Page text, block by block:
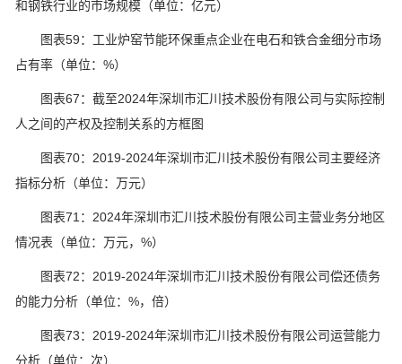
和钢铁行业的市场规模（单位：亿元）
图表59：工业炉窑节能环保重点企业在电石和铁合金细分市场
占有率（单位：%）
图表67：截至2024年深圳市汇川技术股份有限公司与实际控制
人之间的产权及控制关系的方框图
图表70：2019-2024年深圳市汇川技术股份有限公司主要经济
指标分析（单位：万元）
图表71：2024年深圳市汇川技术股份有限公司主营业务分地区
情况表（单位：万元，%）
图表72：2019-2024年深圳市汇川技术股份有限公司偿还债务
的能力分析（单位：%，倍）
图表73：2019-2024年深圳市汇川技术股份有限公司运营能力
分析（单位：次）